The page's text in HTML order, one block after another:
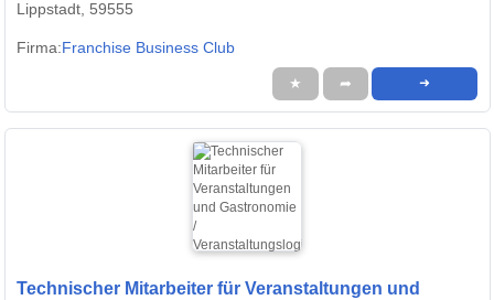
Lippstadt, 59555
Firma:Franchise Business Club
★ ➦ ➜
Technischer Mitarbeiter für Veranstaltungen und